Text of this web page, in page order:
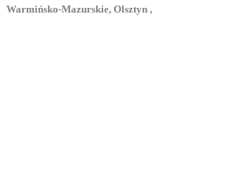
Warmińsko-Mazurskie, Olsztyn ,